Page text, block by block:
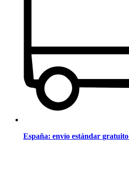
España: envío estándar gratuito